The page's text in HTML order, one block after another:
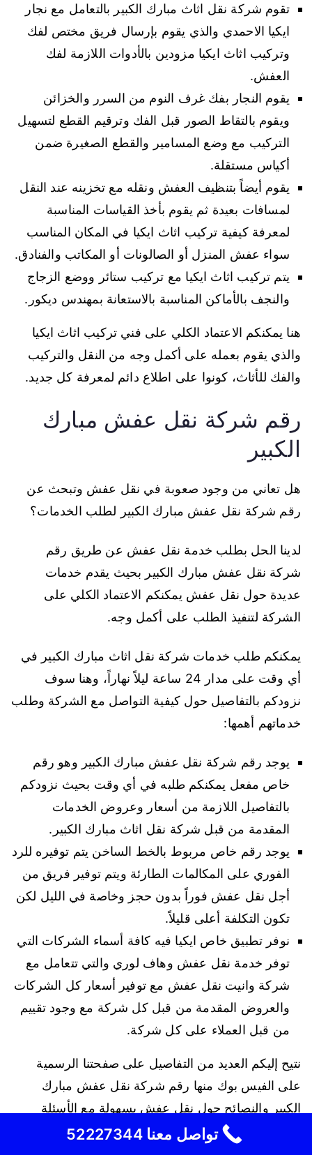
تقوم شركة نقل اثاث مبارك الكبير بالتعامل مع نجار
ايكيا الاحمدي والذي يقوم بإرسال فريق مختص لفك
وتركيب اثاث ايكيا مزودين بالأدوات اللازمة لفك
العفش.
يقوم النجار بفك غرف النوم من السرر والخزائن
ويقوم بالتقاط الصور قبل الفك وترقيم القطع لتسهيل
التركيب مع وضع المسامير والقطع الصغيرة ضمن
أكياس مستقلة.
يقوم أيضاً بتنظيف العفش ونقله مع تخزينه عند النقل
لمسافات بعيدة ثم يقوم بأخذ القياسات المناسبة
لمعرفة كيفية تركيب اثاث ايكيا في المكان المناسب
سواء عفش المنزل أو الصالونات أو المكاتب والفنادق.
يتم تركيب اثاث ايكيا مع تركيب ستائر ووضع الزجاج
والنجف بالأماكن المناسبة بالاستعانة بمهندس ديكور.
هنا يمكنكم الاعتماد الكلي على فني تركيب اثاث ايكيا
والذي يقوم بعمله على أكمل وجه من النقل والتركيب
والفك للأثاث، كونوا على اطلاع دائم لمعرفة كل جديد.
رقم شركة نقل عفش مبارك
الكبير
هل تعاني من وجود صعوبة في نقل عفش وتبحث عن
رقم شركة نقل عفش مبارك الكبير لطلب الخدمات؟
لدينا الحل بطلب خدمة نقل عفش عن طريق رقم
شركة نقل عفش مبارك الكبير بحيث يقدم خدمات
عديدة حول نقل عفش يمكنكم الاعتماد الكلي على
الشركة لتنفيذ الطلب على أكمل وجه.
يمكنكم طلب خدمات شركة نقل اثاث مبارك الكبير في
أي وقت على مدار 24 ساعة ليلاً نهاراً، وهنا سوف
نزودكم بالتفاصيل حول كيفية التواصل مع الشركة وطلب
خدماتهم أهمها:
يوجد رقم شركة نقل عفش مبارك الكبير وهو رقم
خاص مفعل يمكنكم طلبه في أي وقت بحيث نزودكم
بالتفاصيل اللازمة من أسعار وعروض الخدمات
المقدمة من قبل شركة نقل اثاث مبارك الكبير.
يوجد رقم خاص مربوط بالخط الساخن يتم توفيره للرد
الفوري على المكالمات الطارئة ويتم توفير فريق من
أجل نقل عفش فوراً بدون حجز وخاصة في الليل لكن
تكون التكلفة أعلى قليلاً.
نوفر تطبيق خاص ايكيا فيه كافة أسماء الشركات التي
توفر خدمة نقل عفش وهاف لوري والتي تتعامل مع
شركة وانيت نقل عفش مع توفير أسعار كل الشركات
والعروض المقدمة من قبل كل شركة مع وجود تقييم
من قبل العملاء على كل شركة.
نتيح إليكم العديد من التفاصيل على صفحتنا الرسمية
على الفيس بوك منها رقم شركة نقل عفش مبارك
الكبير والنصائح حول نقل عفش بسهولة مع الأسئلة
الشائعة من العملاء وغيرها من أسعار الخدمات وماهية
تواصل معنا 52227344